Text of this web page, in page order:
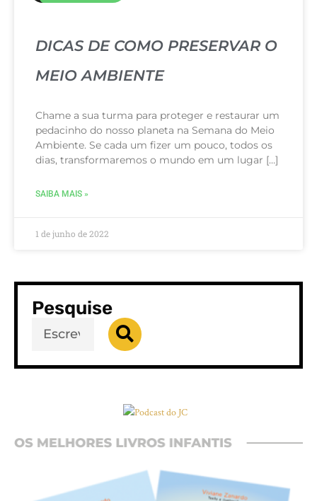
DICAS DE COMO PRESERVAR O
MEIO AMBIENTE
Chame a sua turma para proteger e restaurar um
pedacinho do nosso planeta na Semana do Meio
Ambiente. Se cada um fizer um pouco, todos os
dias, transformaremos o mundo em um lugar […]
SAIBA MAIS »
1 de junho de 2022
Pesquise